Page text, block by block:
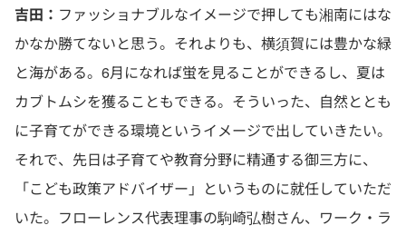
吉田： ファッショナブルなイメージで押しても湘南にはな
かなか勝てないと思う。それよりも、横須賀には豊かな緑
と海がある。6月になれば蛍を見ることができるし、夏は
カブトムシを獲ることもできる。そういった、自然ととも
に子育てができる環境というイメージで出していきたい。
それで、先日は子育てや教育分野に精通する御三方に、
「こども政策アドバイザー」というものに就任していただ
いた。フローレンス代表理事の駒崎弘樹さん、ワーク・ラ